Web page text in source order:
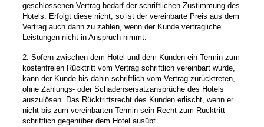
geschlossenen Vertrag bedarf der schriftlichen Zustimmung des
Hotels. Erfolgt diese nicht, so ist der vereinbarte Preis aus dem
Vertrag auch dann zu zahlen, wenn der Kunde vertragliche
Leistungen nicht in Anspruch nimmt.
2. Sofern zwischen dem Hotel und dem Kunden ein Termin zum
kostenfreien Rücktritt vom Vertrag schriftlich vereinbart wurde,
kann der Kunde bis dahin schriftlich vom Vertrag zurücktreten,
ohne Zahlungs- oder Schadensersatzansprüche des Hotels
auszulösen. Das Rücktrittsrecht des Kunden erlischt, wenn er
nicht bis zum vereinbarten Termin sein Recht zum Rücktritt
schriftlich gegenüber dem Hotel ausübt.